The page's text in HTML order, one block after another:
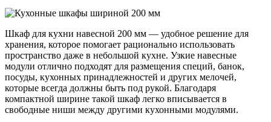
Шкаф для кухни навесной 200 мм — удобное решение для
хранения, которое помогает рационально использовать
пространство даже в небольшой кухне. Узкие навесные
модули отлично подходят для размещения специй, банок,
посуды, кухонных принадлежностей и других мелочей,
которые всегда должны быть под рукой. Благодаря
компактной ширине такой шкаф легко вписывается в
свободные ниши между другими кухонными модулями.